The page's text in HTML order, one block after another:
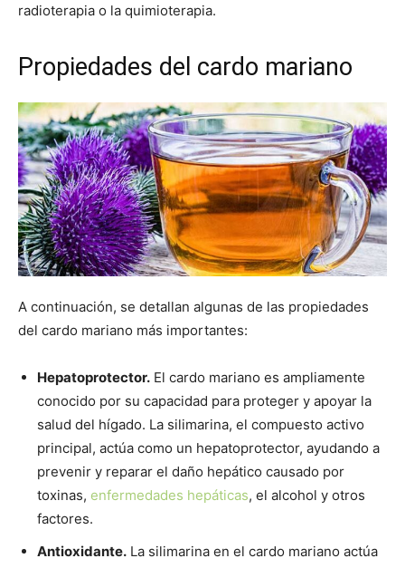
radioterapia o la quimioterapia.
Propiedades del cardo mariano
A continuación, se detallan algunas de las propiedades
del cardo mariano más importantes:
Hepatoprotector. El cardo mariano es ampliamente
conocido por su capacidad para proteger y apoyar la
salud del hígado. La silimarina, el compuesto activo
principal, actúa como un hepatoprotector, ayudando a
prevenir y reparar el daño hepático causado por
toxinas, enfermedades hepáticas, el alcohol y otros
factores.
Antioxidante. La silimarina en el cardo mariano actúa